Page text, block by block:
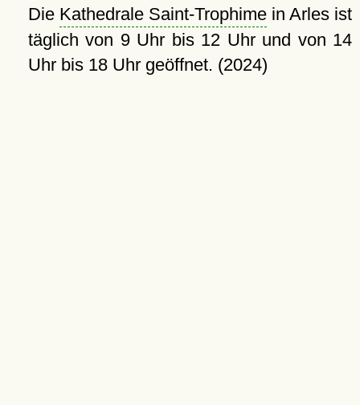
Die Kathedrale Saint-Trophimein Arles ist
täglich von 9 Uhr bis 12 Uhr und von 14
Uhr bis 18 Uhr geöffnet. (2024)